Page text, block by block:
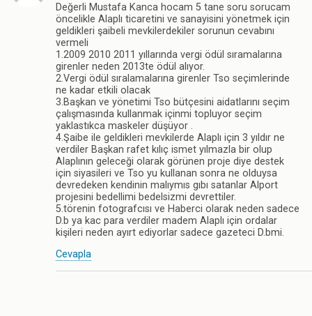
Değerli Mustafa Kanca hocam 5 tane soru sorucam
öncelikle Alaplı ticaretini ve sanayisini yönetmek için
geldikleri şaibeli mevkilerdekiler sorunun cevabını
vermeli
1.2009 2010 2011 yıllarında vergi ödül sıramalarına
girenler neden 2013te ödül alıyor.
2.Vergi ödül sıralamalarına girenler Tso seçimlerinde
ne kadar etkili olacak
3.Başkan ve yönetimi Tso bütçesini aidatlarını seçim
çalışmasında kullanmak içinmi topluyor seçim
yaklastıkca maskeler düşüyor .
4.Şaibe ile geldikleri mevkilerde Alaplı için 3 yıldır ne
verdiler Başkan rafet kılıç ismet yılmazla bir olup
Alaplının geleceği olarak görünen proje diye destek
için siyasileri ve Tso yu kullanan sonra ne olduysa
devredeken kendinin malıymıs gıbı satanlar Alport
projesini bedellimi bedelsizmi devrettiler.
5.törenin fotografcısı ve Haberci olarak neden sadece
D.b ya kac para verdiler madem Alaplı için ordalar
kişileri neden ayırt ediyorlar sadece gazeteci D.bmi.
Cevapla